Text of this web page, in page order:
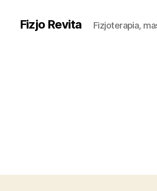
Fizjo Revita Fizjoterapia,